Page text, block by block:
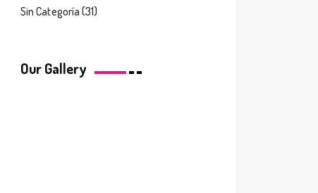
Sin Categoría (31)
Our Gallery